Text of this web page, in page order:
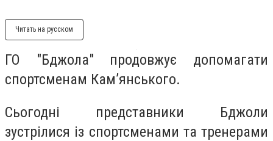
Читать на русском
ГО "Бджола" продовжує допомагати
спортсменам Кам’янського.
Сьогодні представники Бджоли
зустрілися із спортсменами та тренерами